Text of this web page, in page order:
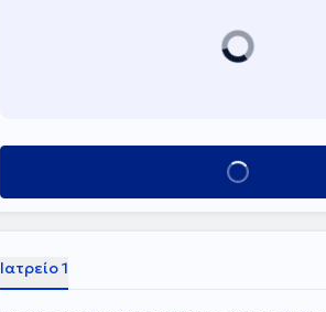
Κλείσε ραντεβού
Ιατρείο 1